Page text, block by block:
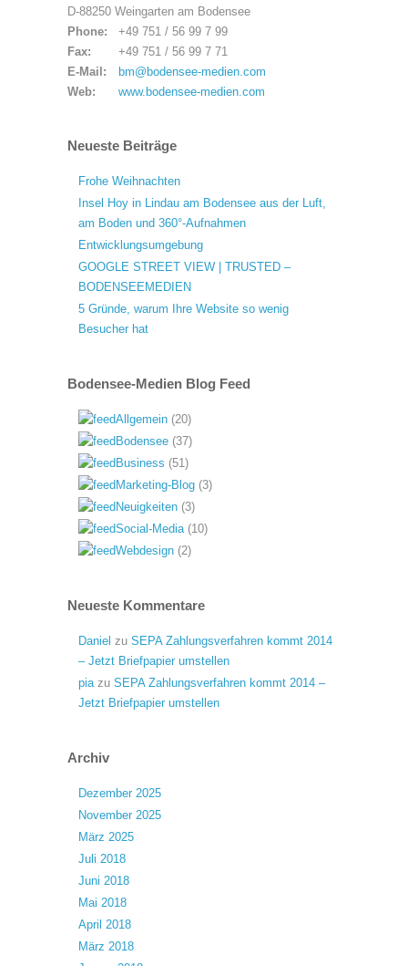
D-88250 Weingarten am Bodensee
Phone:
+49 751 / 56 99 7 99
Fax:
+49 751 / 56 99 7 71
E-Mail:
bm@bodensee-medien.com
Web:
www.bodensee-medien.com
Neueste Beiträge
Frohe Weihnachten
Insel Hoy in Lindau am Bodensee aus der Luft,
am Boden und 360°-Aufnahmen
Entwicklungsumgebung
GOOGLE STREET VIEW | TRUSTED –
BODENSEEMEDIEN
5 Gründe, warum Ihre Website so wenig
Besucher hat
Bodensee-Medien Blog Feed
Allgemein (20)
Bodensee (37)
Business (51)
Marketing-Blog (3)
Neuigkeiten (3)
Social-Media(10)
Webdesign (2)
Neueste Kommentare
Daniel zu SEPA Zahlungsverfahren kommt 2014
– Jetzt Briefpapier umstellen
piazu SEPA Zahlungsverfahren kommt 2014 –
Jetzt Briefpapier umstellen
Archiv
Dezember 2025
November 2025
März 2025
Juli 2018
Juni 2018
Mai 2018
April 2018
März 2018